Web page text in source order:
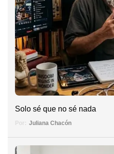
Solo sé que no sé nada
Por: Juliana Chacón